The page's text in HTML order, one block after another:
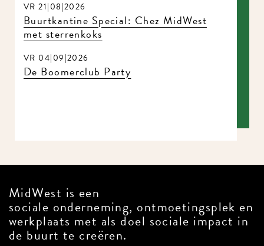
VR 21|08|2026
Buurtkantine Special: Chez MidWest
met sterrenkoks
VR 04|09|2026
De Boomerclub Party
MidWest is een
sociale onderneming, ontmoetingsplek en
werkplaats met als doel sociale impact in
de buurt te creëren.